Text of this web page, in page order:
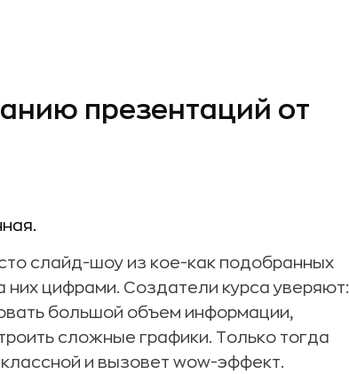
презентаций от
слайд-шоу из кое-как подобранных
цифрами. Создатели курса уверяют:
большой объем информации,
сложные графики. Только тогда
и вызовет wow-эффект.